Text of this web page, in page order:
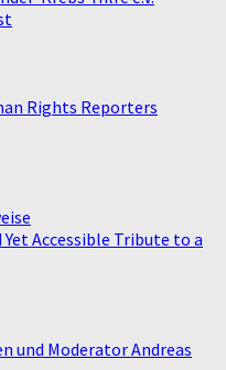
Rights Reporters
Accessible Tribute to a
und Moderator Andreas